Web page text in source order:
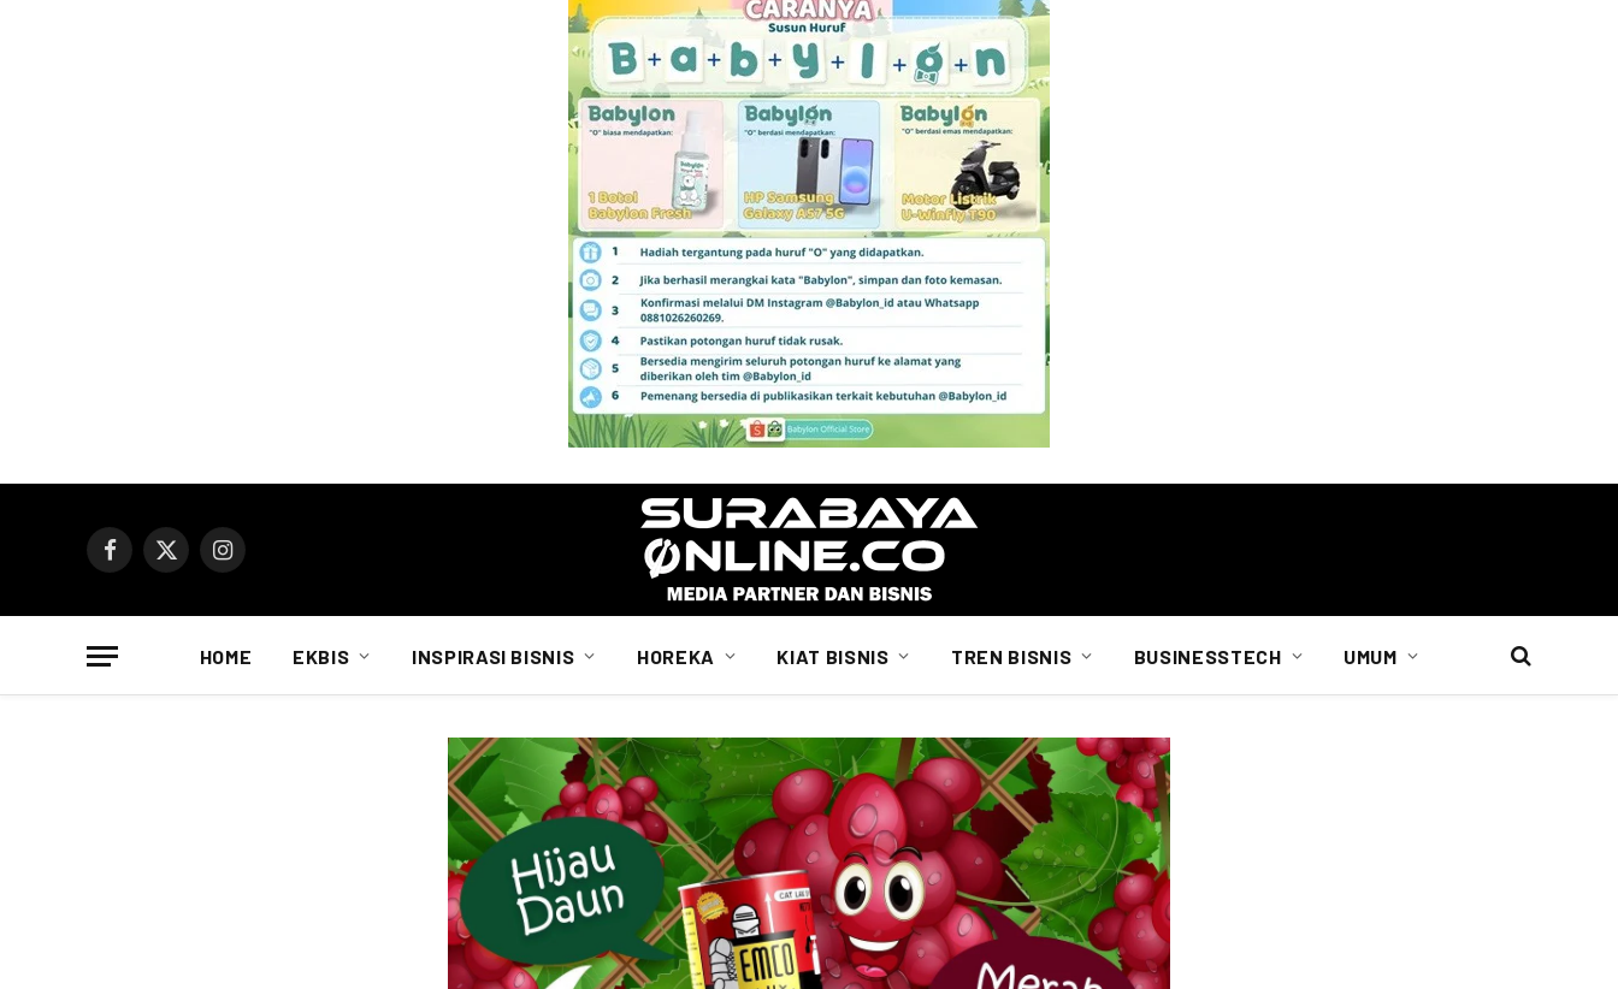
Facebook
X
Instagram
HOME EKBIS INSPIRASI BISNIS HOREKA KIAT BISNIS TREN BISNIS BUSINESSTECH UMUM